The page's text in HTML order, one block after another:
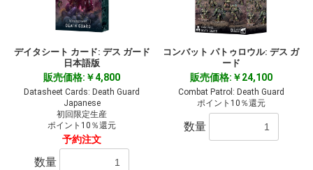
デイタシート カード: デス ガード
日本語版
販売価格:￥4,800
Datasheet Cards: Death Guard
Japanese
初回限定生産
ポイント10％還元
予約注文
数量
コンバット パトゥロウル: デス ガ
ード
販売価格:￥24,100
Combat Patrol: Death Guard
ポイント10％還元
数量